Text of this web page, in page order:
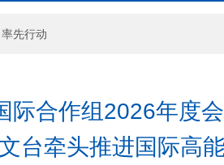
率先行动
际合作组2026年度
台牵头推进国际高